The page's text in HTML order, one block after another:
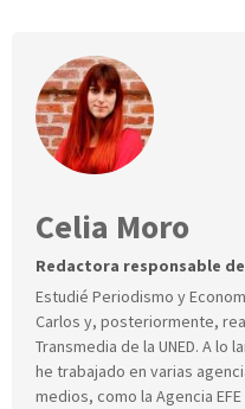
Celia Moro
Redactora responsable
Estudié Periodismo y
Carlos y, posteriormente,
Transmedia de la UNED. A
he trabajado en varias
medios, como la Agencia